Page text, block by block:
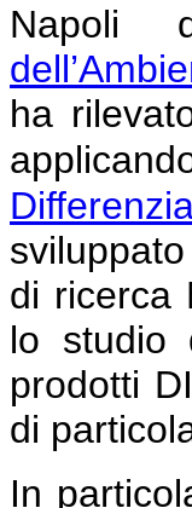
Napoli
ha
di ricerca
lo studio
prodotti
di
In